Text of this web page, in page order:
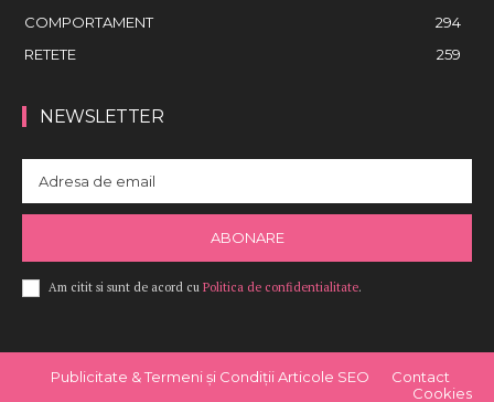
COMPORTAMENT
294
RETETE
259
NEWSLETTER
ABONARE
Am citit si sunt de acord cu Politica de confidentialitate.
Publicitate & Termeni și Condiții Articole SEO
Contact
Cookies